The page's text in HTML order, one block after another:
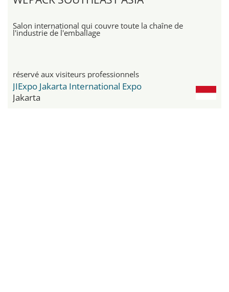
Salon international qui couvre toute la chaîne de
l'industrie de l'emballage
réservé aux visiteurs professionnels
JIExpo Jakarta International Expo
Jakarta